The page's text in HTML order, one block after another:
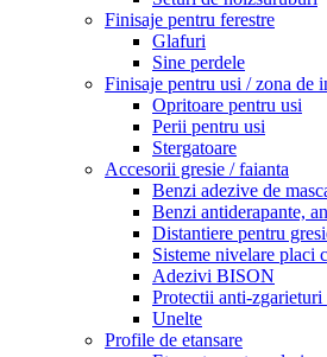
Finisaje pentru ferestre
Glafuri
Sine perdele
Finisaje pentru usi / zona de
Opritoare pentru usi
Perii pentru usi
Stergatoare
Accesorii gresie / faianta
Benzi adezive de
Benzi antiderapante,
Distantiere pentru
Sisteme nivelare placi
Adezivi BISON
Protectii anti-
Unelte
Profile de etansare